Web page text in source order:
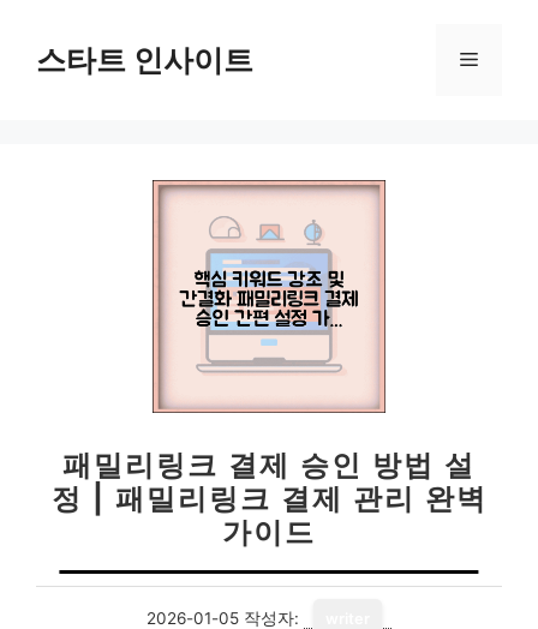
스타트 인사이트 메
패밀리링크 결제 승인 방법 설
정 | 패밀리링크 결제 관리 완벽
가이드
2026-01-05 작성자: